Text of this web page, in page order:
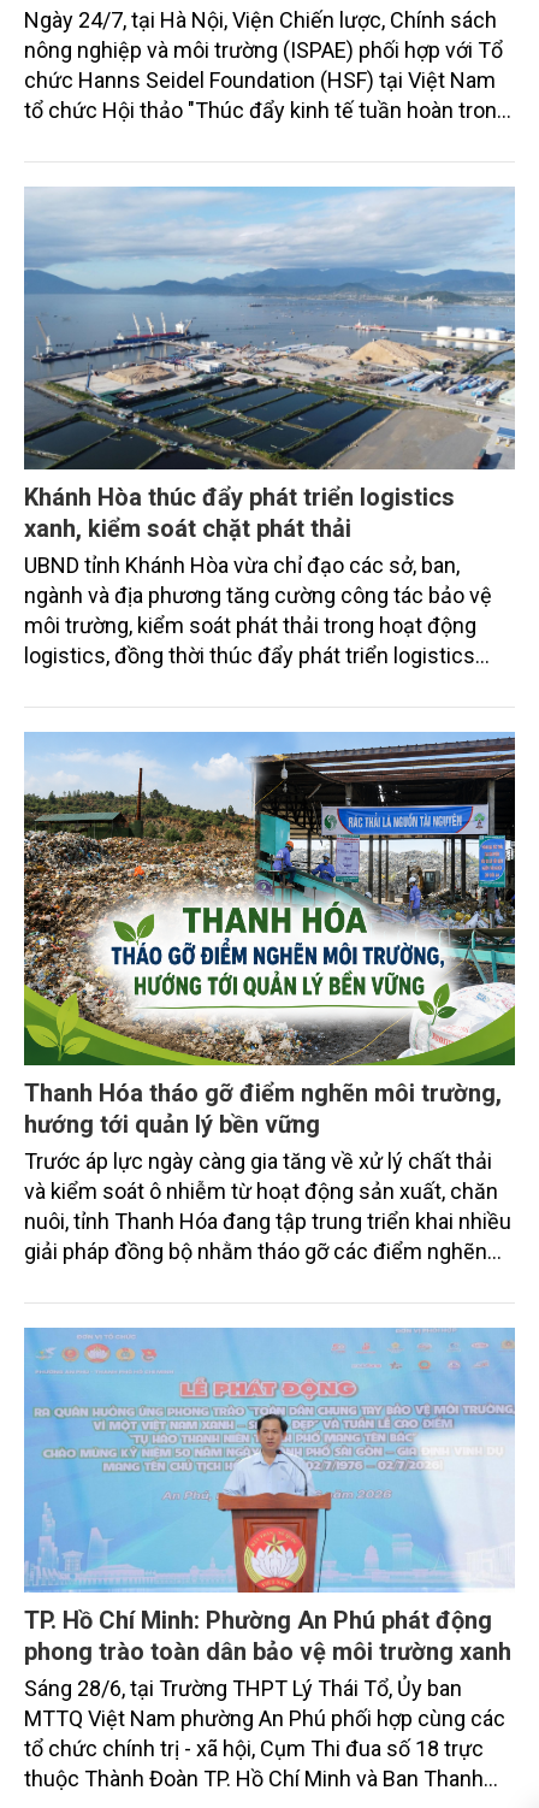
Ngày 24/7, tại Hà Nội, Viện Chiến lược, Chính sách
nông nghiệp và môi trường (ISPAE) phối hợp với Tổ
chức Hanns Seidel Foundation (HSF) tại Việt Nam
tổ chức Hội thảo "Thúc đẩy kinh tế tuần hoàn trong
một lần trong ngành bán lẻ".
Khánh Hòa thúc đẩy phát triển logistics
xanh, kiểm soát chặt phát thải
UBND tỉnh Khánh Hòa vừa chỉ đạo các sở, ban,
ngành và địa phương tăng cường công tác bảo vệ
môi trường, kiểm soát phát thải trong hoạt động
logistics, đồng thời thúc đẩy phát triển logistics
nghiệp và Môi trường.
Thanh Hóa tháo gỡ điểm nghẽn môi trường,
hướng tới quản lý bền vững
Trước áp lực ngày càng gia tăng về xử lý chất thải
và kiểm soát ô nhiễm từ hoạt động sản xuất, chăn
nuôi, tỉnh Thanh Hóa đang tập trung triển khai nhiều
giải pháp đồng bộ nhằm tháo gỡ các điểm nghẽn
hoạt đến siết chặt quản lý các cơ sở có nguy cơ
gây ô nhiễm, địa phương hướng tới mục tiêu phát
triển kinh tế đi đôi với bảo vệ môi trường, nâng cao
chất lượng sống cho người dân.
TP. Hồ Chí Minh: Phường An Phú phát động
phong trào toàn dân bảo vệ môi trường xanh
Sáng 28/6, tại Trường THPT Lý Thái Tổ, Ủy ban
MTTQ Việt Nam phường An Phú phối hợp cùng các
tổ chức chính trị - xã hội, Cụm Thi đua số 18 trực
thuộc Thành Đoàn TP. Hồ Chí Minh và Ban Thanh